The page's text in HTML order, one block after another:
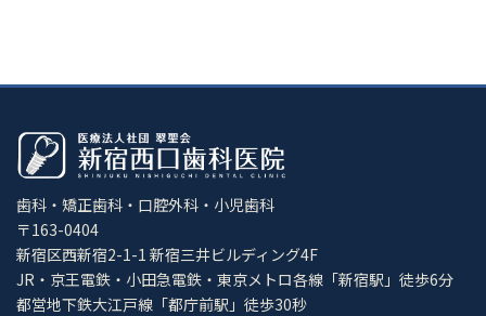
歯科・矯正歯科・口腔外科・小児歯科
〒163-0404
新宿区西新宿2-1-1 新宿三井ビルディング4F
JR・京王電鉄・小田急電鉄・東京メトロ各線「新宿駅」徒歩6分
都営地下鉄大江戸線「都庁前駅」徒歩30秒